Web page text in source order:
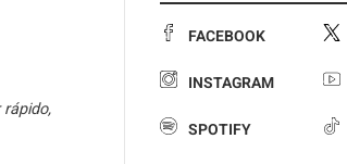
FACEBOOK
INSTAGRAM
SPOTIFY